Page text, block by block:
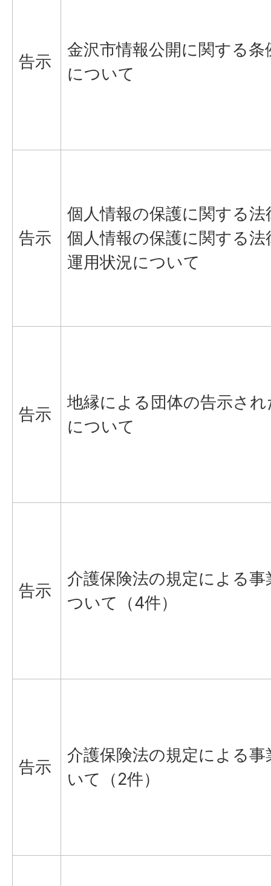
告示
金沢市情報公開に関する条
について
告示
個人情報の保護に関する
個人情報の保護に関する
運用状況について
告示
地縁による団体の告示さ
について
告示
介護保険法の規定による
ついて（4件）
告示
介護保険法の規定による
いて（2件）